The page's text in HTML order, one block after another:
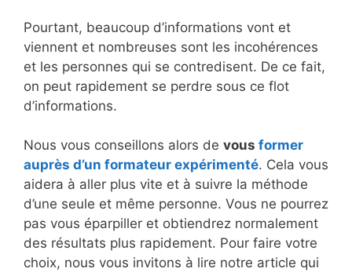
Pourtant, beaucoup d’informations vont et
viennent et nombreuses sont les incohérences
et les personnes qui se contredisent. De ce fait,
on peut rapidement se perdre sous ce flot
d’informations.
Nous vous conseillons alors de vous former
auprès d’un formateur expérimenté. Cela vous
aidera à aller plus vite et à suivre la méthode
d’une seule et même personne. Vous ne pourrez
pas vous éparpiller et obtiendrez normalement
des résultats plus rapidement. Pour faire votre
choix, nous vous invitons à lire notre article qui